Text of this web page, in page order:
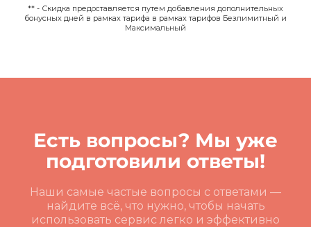
** - Скидка предоставляется путем добавления дополнительных
бонусных дней в рамках тарифа в рамках тарифов Безлимитный и
Максимальный
Есть вопросы? Мы уже
подготовили ответы!
Наши самые частые вопросы с ответами —
найдите всё, что нужно, чтобы начать
использовать сервис легко и эффективно